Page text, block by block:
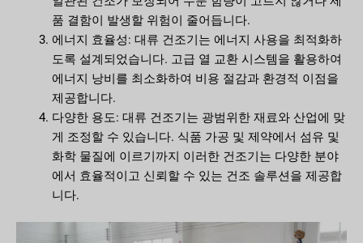
품 결함이 발생할 위험이 줄어듭니다.
에너지 효율성: 대류 건조기는 에너지 사용을 최적화하
도록 설계되었습니다. 고급 열 교환 시스템을 활용하여
에너지 낭비를 최소화하여 비용 절감과 환경적 이점을
제공합니다.
다양한 용도: 대류 건조기는 광범위한 재료와 산업에 맞
게 조정할 수 있습니다. 식품 가공 및 제약에서 섬유 및
화학 물질에 이르기까지 이러한 건조기는 다양한 분야
에서 효율적이고 신뢰할 수 있는 건조 솔루션을 제공합
니다.